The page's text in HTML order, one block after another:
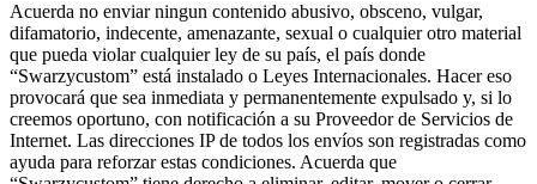
Acuerda no enviar ningun contenido abusivo, obsceno, vulgar,
difamatorio, indecente, amenazante, sexual o cualquier otro material
que pueda violar cualquier ley de su país, el país donde
“Swarzycustom” está instalado o Leyes Internacionales. Hacer eso
provocará que sea inmediata y permanentemente expulsado y, si lo
creemos oportuno, con notificación a su Proveedor de Servicios de
Internet. Las direcciones IP de todos los envíos son registradas como
ayuda para reforzar estas condiciones. Acuerda que